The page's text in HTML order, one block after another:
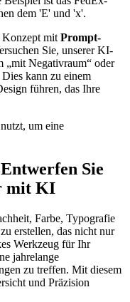
dem 'E' und 'x'.
Konzept mit Prompt-
Sie, unserer KI-
„mit Negativraum“ oder
kann zu einem
führen, das Ihre
Sie
mit KI
Farbe, Typografie
erstellen, das nicht nur
Werkzeug für Ihr
jahrelange
zu treffen. Mit diesem
und Präzision